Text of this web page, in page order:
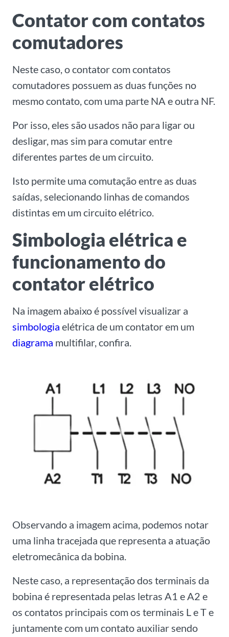
Contator com contatos
comutadores
Neste caso, o contator com contatos
comutadores possuem as duas funções no
mesmo contato, com uma parte NA e outra NF.
Por isso, eles são usados não para ligar ou
desligar, mas sim para comutar entre
diferentes partes de um circuito.
Isto permite uma comutação entre as duas
saídas, selecionando linhas de comandos
distintas em um circuito elétrico.
Simbologia elétrica e
funcionamento do
contator elétrico
Na imagem abaixo é possível visualizar a
simbologia elétrica de um contator em um
diagrama multifilar, confira.
Observando a imagem acima, podemos notar
uma linha tracejada que representa a atuação
eletromecânica da bobina.
Neste caso, a representação dos terminais da
bobina é representada pelas letras A1 e A2 e
os contatos principais com os terminais L e T e
juntamente com um contato auxiliar sendo